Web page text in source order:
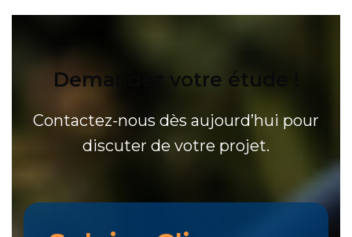
Demandez votre étude !
Contactez-nous dès aujourd’hui pour
discuter de votre projet.